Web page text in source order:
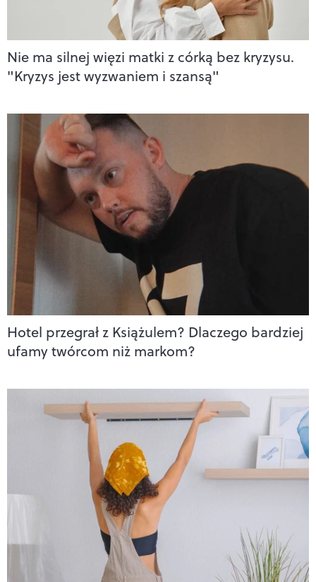
Nie ma silnej więzi matki z córką bez kryzysu.
"Kryzys jest wyzwaniem i szansą"
Hotel przegrał z Książulem? Dlaczego bardziej
ufamy twórcom niż markom?